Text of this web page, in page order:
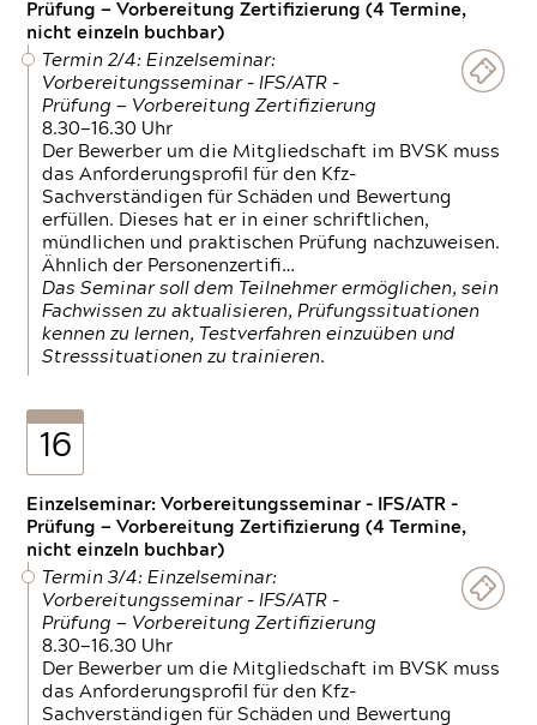
Prüfung — Vorbereitung Zertifizierung (4 Termine,
nicht einzeln buchbar)
Termin 2/4: Einzelseminar:
Vorbereitungsseminar - IFS/ATR -
Prüfung — Vorbereitung Zertifizierung
8.30—16.30 Uhr
Der Bewerber um die Mitgliedschaft im BVSK muss
das Anforderungsprofil für den Kfz-
Sachverständigen für Schäden und Bewertung
erfüllen. Dieses hat er in einer schriftlichen,
mündlichen und praktischen Prüfung nachzuweisen.
Ähnlich der Personenzertifi…
Das Seminar soll dem Teilnehmer ermöglichen, sein
Fachwissen zu aktualisieren, Prüfungssituationen
kennen zu lernen, Testverfahren einzuüben und
Stresssituationen zu trainieren.
16
Einzelseminar: Vorbereitungsseminar - IFS/ATR -
Prüfung — Vorbereitung Zertifizierung (4 Termine,
nicht einzeln buchbar)
Termin 3/4: Einzelseminar:
Vorbereitungsseminar - IFS/ATR -
Prüfung — Vorbereitung Zertifizierung
8.30—16.30 Uhr
Der Bewerber um die Mitgliedschaft im BVSK muss
das Anforderungsprofil für den Kfz-
Sachverständigen für Schäden und Bewertung